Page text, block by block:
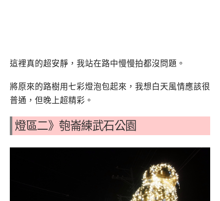
這裡真的超安靜，我站在路中慢慢拍都沒問題。
將原來的路樹用七彩燈泡包起來，我想白天風情應該很
普通，但晚上超精彩。
燈區二》匏崙練武石公園